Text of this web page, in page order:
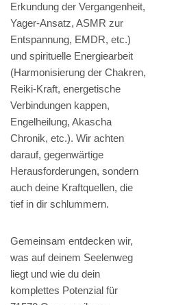
Erkundung der Vergangenheit,
Yager-Ansatz, ASMR zur
Entspannung, EMDR, etc.)
und spirituelle Energiearbeit
(Harmonisierung der Chakren,
Reiki-Kraft, energetische
Verbindungen kappen,
Engelheilung, Akascha
Chronik, etc.). Wir achten
darauf, gegenwärtige
Herausforderungen, sondern
auch deine Kraftquellen, die
tief in dir schlummern.
Gemeinsam entdecken wir,
was auf deinem Seelenweg
liegt und wie du dein
komplettes Potenzial für